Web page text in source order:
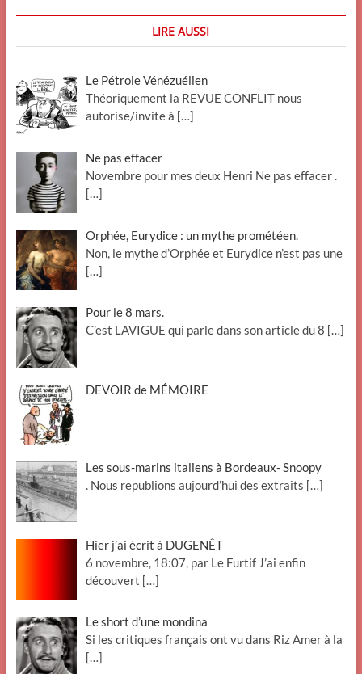
LIRE AUSSI
Le Pétrole Vénézuélien
Théoriquement la REVUE CONFLIT nous
autorise/invite à […]
Ne pas effacer
Novembre pour mes deux Henri Ne pas effacer .
[…]
Orphée, Eurydice : un mythe prométéen.
Non, le mythe d’Orphée et Eurydice n’est pas une
[…]
Pour le 8 mars.
C’est LAVIGUE qui parle dans son article du 8 […]
DEVOIR de MÉMOIRE
Les sous-marins italiens à Bordeaux- Snoopy
. Nous republions aujourd’hui des extraits […]
Hier j’ai écrit à DUGENÊT
6 novembre, 18:07, par Le Furtif J’ai enfin
découvert […]
Le short d’une mondina
Si les critiques français ont vu dans Riz Amer à la
[…]